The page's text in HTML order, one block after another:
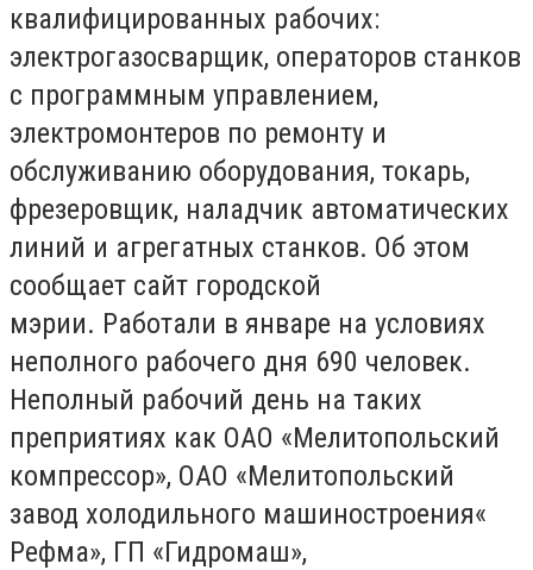
квалифицированных рабочих:
электрогазосварщик, операторов станков
с программным управлением,
электромонтеров по ремонту и
обслуживанию оборудования, токарь,
фрезеровщик, наладчик автоматических
линий и агрегатных станков. Об этом
сообщает сайт городской
мэрии. Работали в январе на условиях
неполного рабочего дня 690 человек.
Неполный рабочий день на таких
преприятиях как ОАО «Мелитопольский
компрессор», ОАО «Мелитопольский
завод холодильного машиностроения«
Рефма», ГП «Гидромаш»,